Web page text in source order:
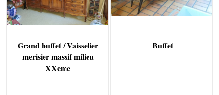
Grand buffet / Vaisselier
merisier massif milieu
XXeme
Buffet